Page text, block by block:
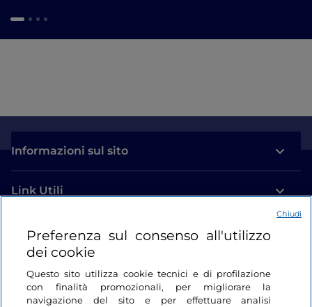
Informazioni sul sito
Link Utili
Login
Restiamo in contatto
Preferenza sul consenso all'utilizzo
dei cookie
Questo sito utilizza cookie tecnici e di profilazione
con finalità promozionali, per migliorare la
navigazione del sito e per effettuare analisi
Chiudi